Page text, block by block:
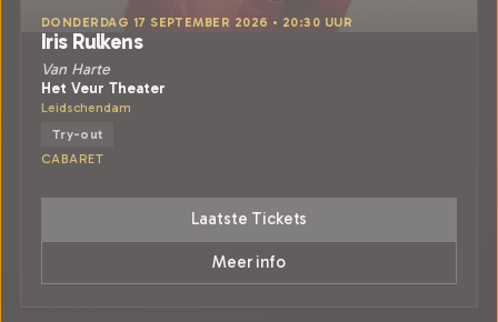
DONDERDAG 17 SEPTEMBER 2026 • 20:30 UUR
Iris Rulkens
Van Harte
Het Veur Theater
Leidschendam
Try-out
CABARET
Laatste Tickets
Meer info